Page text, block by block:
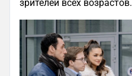
зрителей всех возрастов.